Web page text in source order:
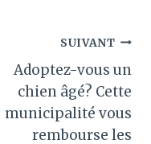
SUIVANT
Adoptez-vous un
chien âgé? Cette
municipalité vous
rembourse les